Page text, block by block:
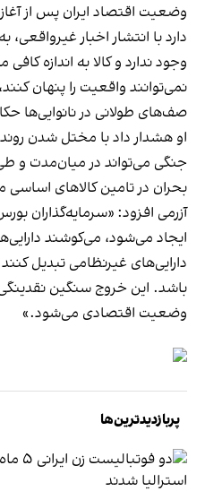
وضعیت اقتصاد ایران پس از
دارد با انتشار اخبار
وجود ندارد و کالا به اندازه
نمی‌توانند واقعیت را پنهان
صف‌های طولانی در نانوایی‌ها
او هشدار داد با مختل شدن
جنگی می‌تواند در میان‌مدت و
بحران در تامین کالاهای
آزرمی افزود: «سرمایه‌گذاران
ایجاد می‌شود، می‌کوشند
دارایی‌های غیرنظامی تبدیل
باشد. این خروج سنگین نقدینگی
وضعیت اقتصادی می‌شود.»
پربازدیدترین‌ها